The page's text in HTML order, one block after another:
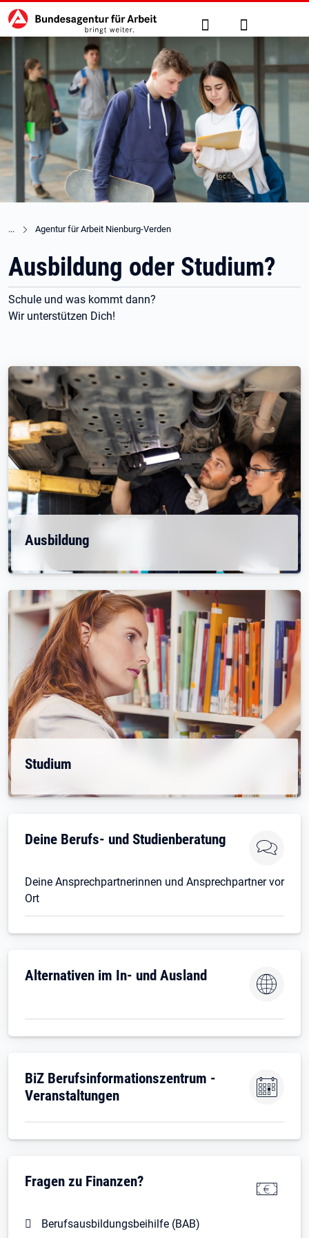
zu den Hauptinhalten springen
Hauptnavigation Suche Anmelden
Agentur für Arbeit Nienburg-Verden
Ausbildung oder Studium?
Schule und was kommt dann?
Wir unterstützen Dich!
Ausbildung
Studium
Deine Berufs- und Studienberatung
Deine Ansprechpartnerinnen und Ansprechpartner vor
Ort
Öffnet in neuem Tab
Alternativen im In- und Ausland
Öffnet in neuem Tab
BiZ Berufsinformationszentrum -
Veranstaltungen
Fragen zu Finanzen?
Berufsausbildungsbeihilfe (BAB)